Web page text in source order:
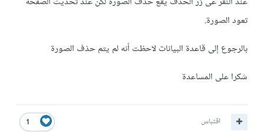
تعود الصورة.
بالرجوع إلى قاعدة البيانات لاحظت أنه لم يتم حذف الصورة
شكرا على المساعدة
1 اقتباس